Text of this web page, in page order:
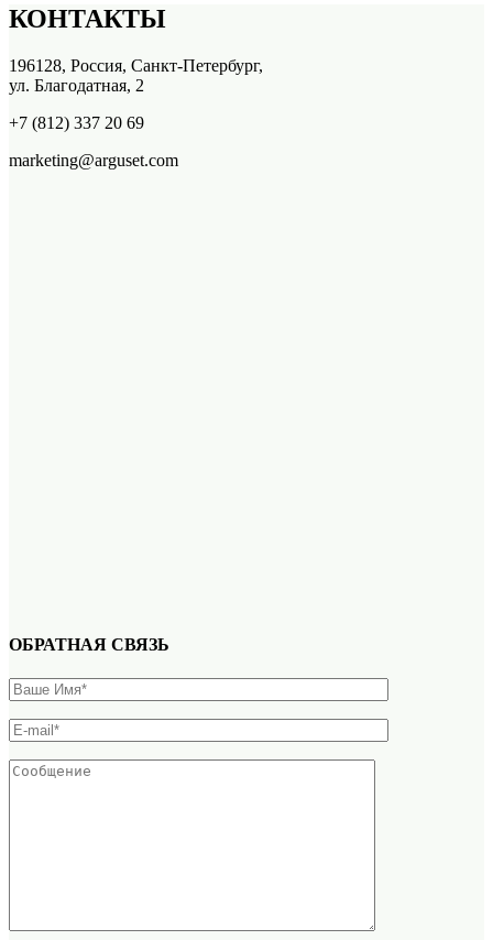
КОНТАКТЫ
196128, Россия, Санкт-Петербург,
ул. Благодатная, 2
+7 (812) 337 20 69
marketing@arguset.com
ОБРАТНАЯ СВЯЗЬ